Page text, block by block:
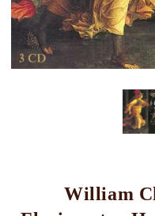
William